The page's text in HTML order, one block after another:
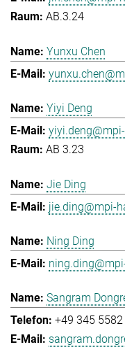
AB.3.24
Yunxu Chen
Yiyi Deng
AB 3.23
Jie Ding
jie.ding@mpi-
Ning Ding
Sangram
+49 345 5582